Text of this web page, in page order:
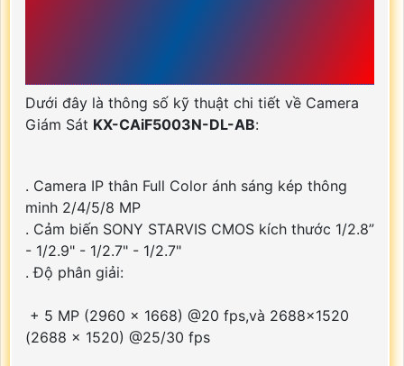
Dưới đây là thông số kỹ thuật chi tiết về Camera
Giám Sát KX-CAiF5003N-DL-AB:
. Camera IP thân Full Color ánh sáng kép thông
minh 2/4/5/8 MP
. Cảm biến SONY STARVIS CMOS kích thước 1/2.8”
- 1/2.9" - 1/2.7" - 1/2.7"
. Độ phân giải:
+ 5 MP (2960 × 1668) @20 fps,và 2688×1520
(2688 × 1520) @25/30 fps